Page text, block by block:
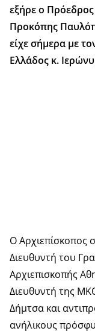
εξήρε ο
Προκόπης
είχε σήμερα με
Ελλάδος κ.
Ο Αρχιεπίσκοπος
Διευθυντή του
Αρχιεπισκοπής
Διευθυντή της
Δήμτσα και
ανήλικους